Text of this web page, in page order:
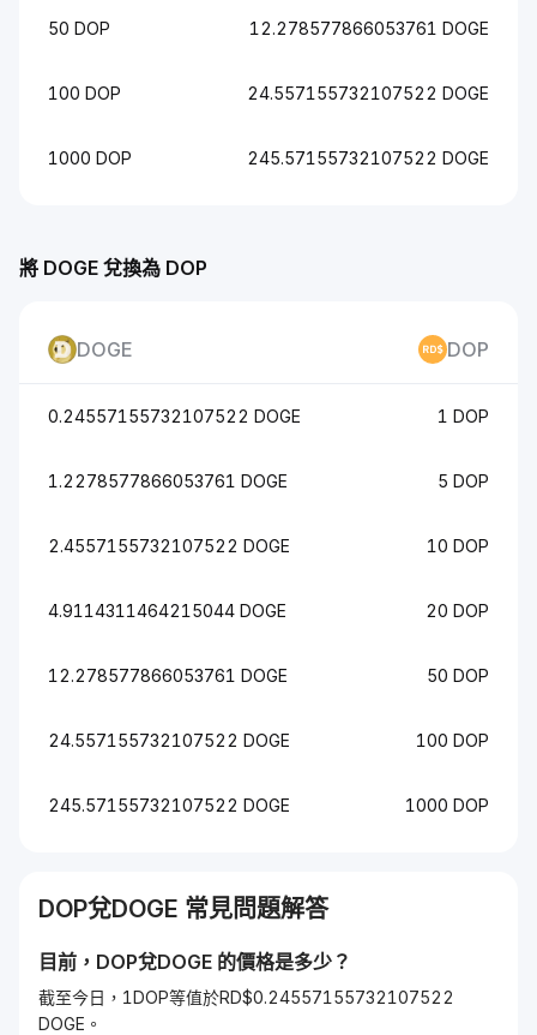
將 DOGE 兌換為 DOP
DOGE DOP
0.24557155732107522 DOGE 1 DOP
1.2278577866053761 DOGE 5 DOP
2.4557155732107522 DOGE 10 DOP
4.9114311464215044 DOGE 20 DOP
12.278577866053761 DOGE 50 DOP
24.557155732107522 DOGE 100 DOP
245.57155732107522 DOGE 1000 DOP
50 DOP 12.278577866053761 DOGE
100 DOP 24.557155732107522 DOGE
1000 DOP 245.57155732107522 DOGE
DOP兌DOGE 常見問題解答
目前， DOP兌DOGE 的價格是多少？
截至今日，1DOP等值於RD$0.24557155732107522
DOGE。